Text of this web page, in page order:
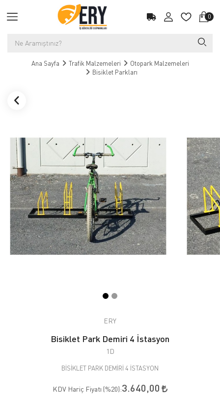
0
Ana Sayfa Trafik Malzemeleri
Otopark Malzemeleri
Bisiklet Parkları
ERY
Bisiklet Park Demiri 4 İstasyon
1D
BİSİKLET PARK DEMİRİ 4 İSTASYON
KDV Hariç Fiyatı (%20):3.640,00